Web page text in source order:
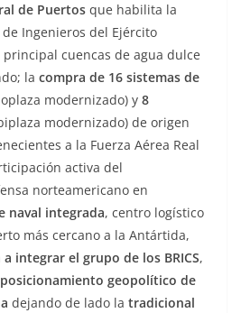
de Puertos que habilita la
Ingenieros del Ejército
cuencas de agua dulce
la compra de 16 sistemas de
modernizado) y 8
modernizado) de origen
a la Fuerza Aérea Real
activa del
norteamericano en
naval integrada, centro logístico
más cercano a la Antártida,
integrar el grupo de los BRICS,
geopolítico de
dejando de lado la tradicional